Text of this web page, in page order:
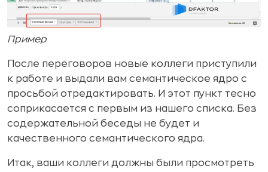
Пример
После переговоров новые коллеги приступили
к работе и выдали вам семантическое ядро с
просьбой отредактировать. И этот пункт тесно
соприкасается с первым из нашего списка. Без
содержательной беседы не будет и
качественного семантического ядра.
Итак, ваши коллеги должны были просмотреть